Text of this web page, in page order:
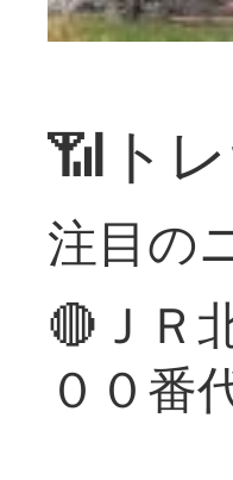
📶ト
注目の
🔴ＪＲ
００番